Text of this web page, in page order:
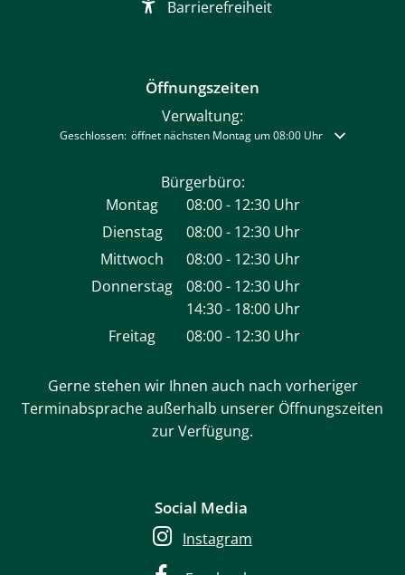
Barrierefreiheit
Öffnungszeiten
Verwaltung:
Klicken, um weitere Öffnungs- oder Schließzeiten auszublenden
Geschlossen: öffnet nächsten Montag um 08:00 Uhr
Bürgerbüro:
Montag
08:00- 12:30 Uhr
Von 08:00 bis 12:30 Uhr
Dienstag 08:00- 12:30 Uhr
Von 08:00 bis 12:30 Uhr
Mittwoch 08:00- 12:30 Uhr
Von 08:00 bis 12:30 Uhr
Donnerstag 08:00- 12:30 Uhr
Von 08:00 bis 12:30 Uhr
14:30- 18:00 Uhr
Von 14:30 bis 18:00 Uhr
Freitag 08:00- 12:30 Uhr
Gerne stehen wir Ihnen auch nach vorheriger
Terminabsprache außerhalb unserer Öffnungszeiten
zur Verfügung.
Social Media
Instagram